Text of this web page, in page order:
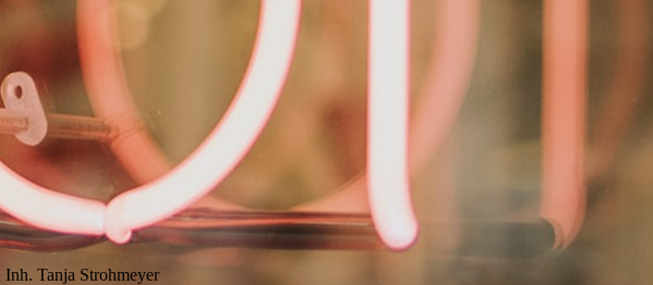
Inh. Tanja Strohmeyer